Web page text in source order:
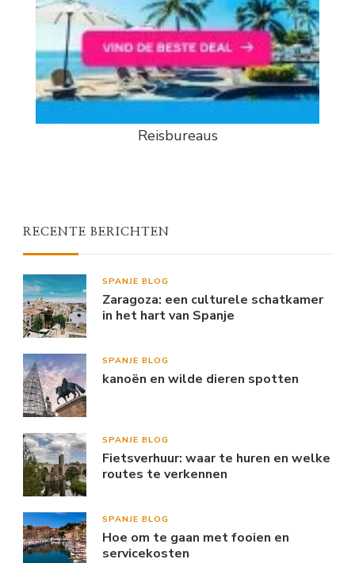
Reisbureaus
RECENTE BERICHTEN
SPANJE BLOG
Zaragoza: een culturele schatkamer
in het hart van Spanje
SPANJE BLOG
kanoën en wilde dieren spotten
SPANJE BLOG
Fietsverhuur: waar te huren en welke
routes te verkennen
SPANJE BLOG
Hoe om te gaan met fooien en
servicekosten